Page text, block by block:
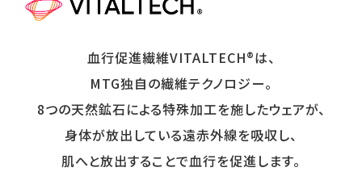
血行促進繊維VITALTECH®は、
MTG独自の繊維テクノロジー。
8つの天然鉱石による特殊加工を施したウェアが、
身体が放出している遠赤外線を吸収し、
肌へと放出することで血行を促進します。